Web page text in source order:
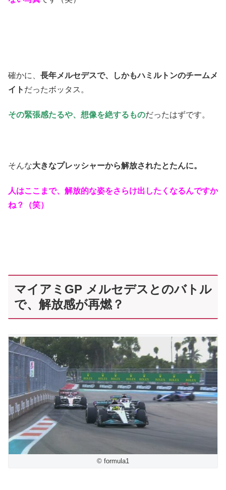
確かに、 長年メルセデスで、しかもハミルトンのチームメ
イト だったボッタス。
その緊張感たるや、想像を絶するものだったはずです。
そんな大きなプレッシャーから解放されたとたんに。
人はここまで、解放的な姿をさらけ出したくなるんですか
ね？（笑）
マイアミGP メルセデスとのバトル
で、解放感が再燃？
© formula1